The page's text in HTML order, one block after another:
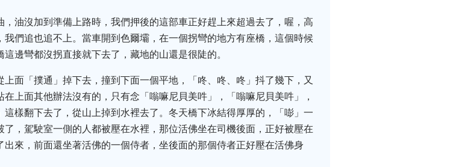
油沒加到準備上路時，我們押後的這部車正好趕上來超過去了，喔，高
們追也追不上。當車開到色爾壩，在一個拐彎的地方有座橋，這個時候
邊彎都沒拐直接就下去了，藏地的山還是很陡的。
面「撲通」掉下去，撞到下面一個平地，「咚、咚、咚」抖了幾下，又
上面其他辦法沒有的，只有念「嗡嘛尼貝美吽」，「嗡嘛尼貝美吽」，
這樣翻下去了，從山上掉到水裡去了。冬天橋下冰結得厚厚的，「嘭」一
，駕駛室一側的人都被壓在水裡，那位活佛坐在司機後面，正好被壓在
來，前面還坐著活佛的一個侍者，坐後面的那個侍者正好壓在活佛身